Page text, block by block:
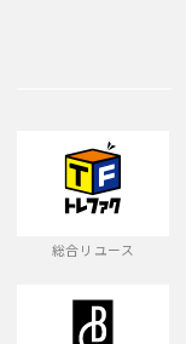
総合リユース